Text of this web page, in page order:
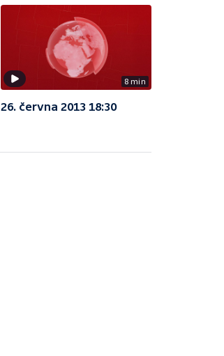
8 min
26. června 2013 18:30